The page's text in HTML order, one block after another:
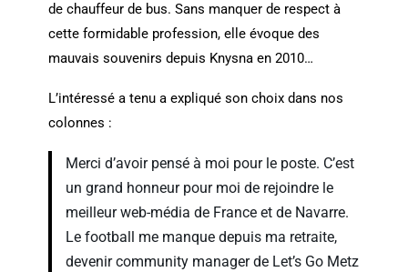
de chauffeur de bus. Sans manquer de respect à
cette formidable profession, elle évoque des
mauvais souvenirs depuis Knysna en 2010…
L’intéressé a tenu a expliqué son choix dans nos
colonnes :
Merci d’avoir pensé à moi pour le poste. C’est
un grand honneur pour moi de rejoindre le
meilleur web-média de France et de Navarre.
Le football me manque depuis ma retraite,
devenir community manager de Let’s Go Metz